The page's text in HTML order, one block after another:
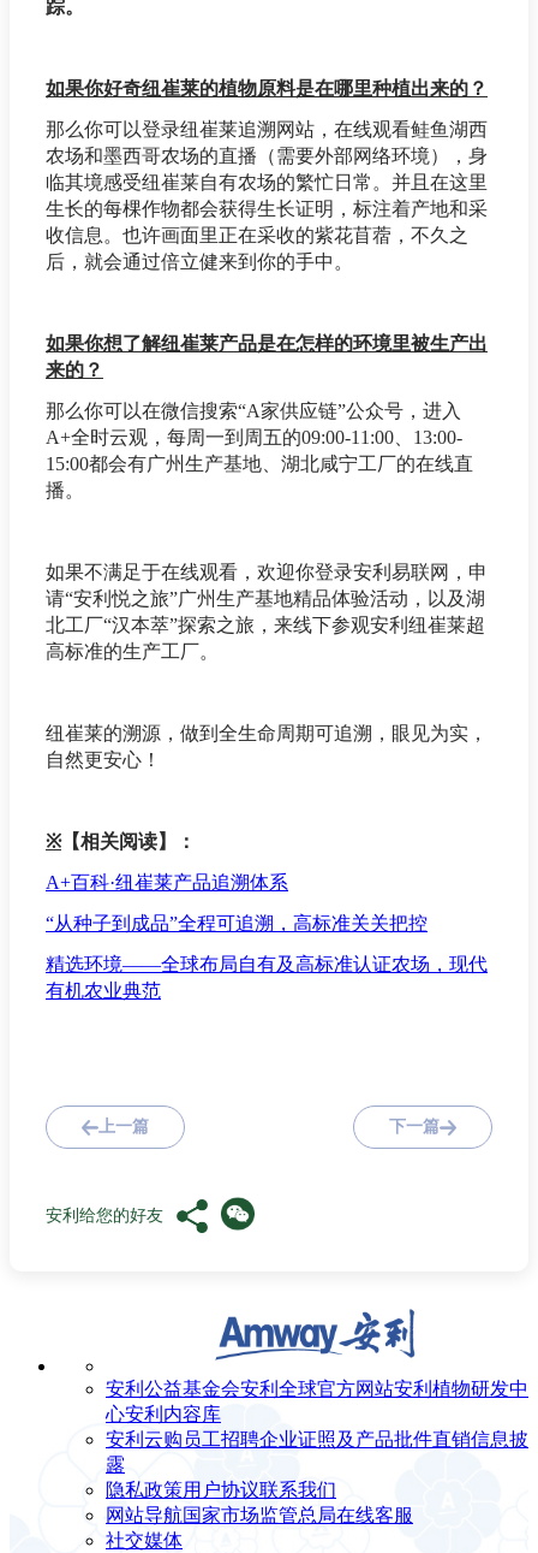
踪。
如果你好奇纽崔莱的植物原料是在哪里种植出来的？
那么你可以登录纽崔莱追溯网站，在线观看鲑鱼湖西
农场和墨西哥农场的直播（需要外部网络环境），身
临其境感受纽崔莱自有农场的繁忙日常。并且在这里
生长的每棵作物都会获得生长证明，标注着产地和采
收信息。也许画面里正在采收的紫花苜蓿，不久之
后，就会通过倍立健来到你的手中。
如果你想了解纽崔莱产品是在怎样的环境里被生产出
来的？
那么你可以在微信搜索“A家供应链”公众号，进入
A+全时云观，每周一到周五的09:00-11:00、13:00-
15:00都会有广州生产基地、湖北咸宁工厂的在线直
播。
如果不满足于在线观看，欢迎你登录安利易联网，申
请“安利悦之旅”广州生产基地精品体验活动，以及湖
北工厂“汉本萃”探索之旅，来线下参观安利纽崔莱超
高标准的生产工厂。
纽崔莱的溯源，做到全生命周期可追溯，眼见为实，
自然更安心！
※【相关阅读】：
A+百科·纽崔莱产品追溯体系
“从种子到成品”全程可追溯，高标准关关把控
精选环境——全球布局自有及高标准认证农场，现代
有机农业典范
上一篇 下一篇
安利给您的好友
安利公益基金会安利全球官方网站安利植物研发中
心安利内容库
安利云购 员工招聘企业证照及产品批件直销信息披
露
隐私政策用户协议联系我们
网站导航国家市场监管总局在线客服
社交媒体